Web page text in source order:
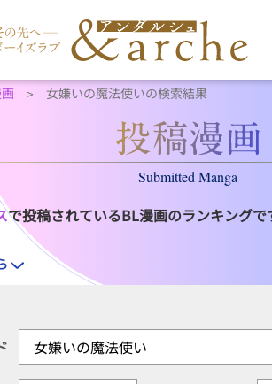
女嫌いの魔法使いの検索結果
Submitted Manga
で投稿されているBL漫画のランキングで